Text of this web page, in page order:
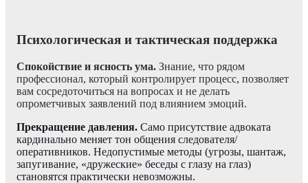
Психологическая и тактическая поддержка
Спокойствие и ясность ума. Знание, что рядом
профессионал, который контролирует процесс, позволяет
вам сосредоточиться на вопросах и не делать
опрометчивых заявлений под влиянием эмоций.
Прекращение давления. Само присутствие адвоката
кардинально меняет тон общения следователя/
оперативников. Недопустимые методы (угрозы, шантаж,
запугивание, «дружеские» беседы с глазу на глаз)
становятся практически невозможны.